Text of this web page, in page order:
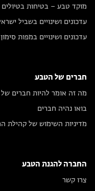
מוקד טבע – בטיחות בטיולים
עדכונים ושינויים בשביל
עדכונים ושינויים במפות
חברים של הטבע
מה זה אומר להיות חברים
בואו נהיה חברים
מדיניות השימוש של קהילת
החברה להגנת הטבע
צרו קשר